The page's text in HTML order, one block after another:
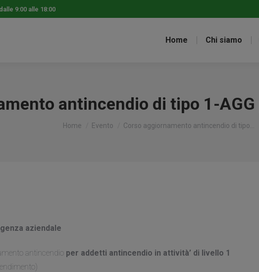
9:00 alle 18:00
Home Chi siamo
antincendio di tipo 1-
Tu sei qui:
Home Evento Corso aggiornamento antincendio di tipo…
aziendale
antincendio per addetti antincendio in attività’ di livello 1